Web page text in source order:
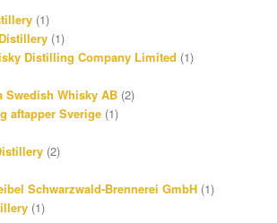
(1)
(1)
Distilling Company Limited (1)
Swedish Whisky AB (2)
aftapper Sverige (1)
(2)
Schwarzwald-Brennerei GmbH (1)
(1)